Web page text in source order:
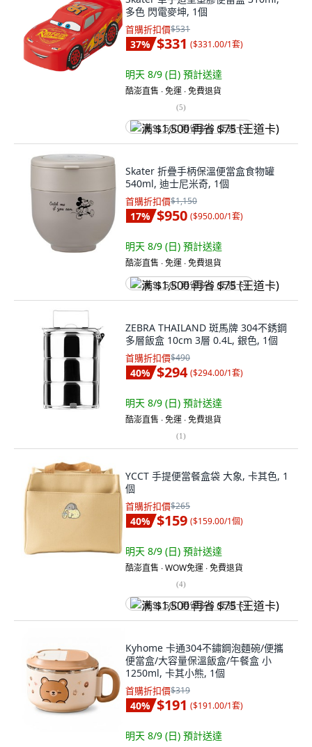
多色 閃電麥坤, 1個
首購折扣價$531
37% $331 ($331.00/1套)
明天 8/9 (日) 預計送達
酷澎直售 ∙ 免運 ∙ 免費退貨
(5)
满 $1,500 再省 $75 (王道卡)
Skater 折疊手柄保溫便當盒食物罐
540ml, 迪士尼米奇, 1個
首購折扣價$1,150
17% $950 ($950.00/1套)
明天 8/9 (日) 預計送達
酷澎直售 ∙ 免運 ∙ 免費退貨
满 $1,500 再省 $75 (王道卡)
ZEBRA THAILAND 斑馬牌 304不銹鋼
多層飯盒 10cm 3層 0.4L, 銀色, 1個
首購折扣價$490
40% $294 ($294.00/1套)
明天 8/9 (日) 預計送達
酷澎直售 ∙ 免運 ∙ 免費退貨
(1)
YCCT 手提便當餐盒袋 大象, 卡其色, 1
個
首購折扣價$265
40% $159 ($159.00/1個)
明天 8/9 (日) 預計送達
酷澎直售 ∙ WOW免運 ∙ 免費退貨
(4)
满 $1,500 再省 $75 (王道卡)
Kyhome 卡通304不鏽鋼泡麵碗/便攜
便當盒/大容量保溫飯盒/午餐盒 小
1250ml, 卡其小熊, 1個
首購折扣價$319
40% $191 ($191.00/1套)
明天 8/9 (日) 預計送達